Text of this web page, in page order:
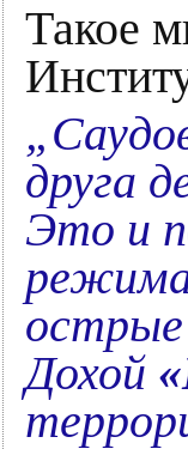
Такое
друга
Это и
острые
Дохой